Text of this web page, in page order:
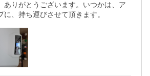
ありがとうございます。いつかは、ア
に、持ち運びさせて頂きます。